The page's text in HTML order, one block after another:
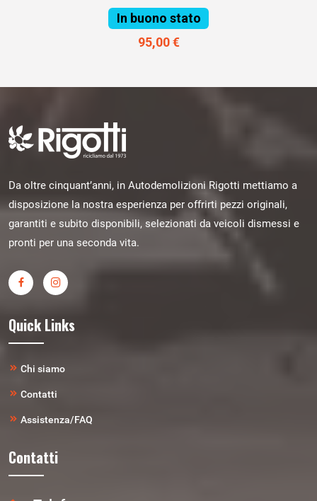
In buono stato
95,00 €
Da oltre cinquant’anni, in Autodemolizioni Rigotti mettiamo a
disposizione la nostra esperienza per offrirti pezzi originali,
garantiti e subito disponibili, selezionati da veicoli dismessi e
pronti per una seconda vita.
Quick Links
Chi siamo
Contatti
Assistenza/FAQ
Contatti